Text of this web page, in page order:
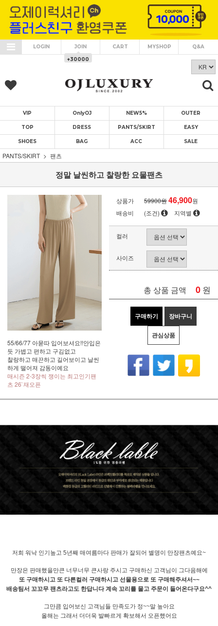
LOGIN JOIN
+30000
CART MYSHOP Q&A
VIP OnlyOJ NEW5% OUTER
TOP DRESS PANTS/SKIRT EASY
SHOES BAG ACC SALE
PANTS/SKIRT 팬츠
정말 날씬하고 찰랑한 요물팬츠
55/66/77 아묻따 입어보셔요!!안입은
듯 가볍고 편하고 구김없고
찰랑하고 매끈하고 길어보이고 날씬
하게 떨어져 감동이예요
매시즌 2-3장씩 쟁이는 최고인기팬
츠 26`재오픈
상품가 59900원46,900원
배송비
(조건) 지역별
컬러
사이즈
총 상품 금액 0 원
구매하기 장바구니
관심상품
저희 워낙 인기높고 5년째 매여름마다 판매가 잘되어 별명이 만장팬츠예요~
만장은 판매했을만큰 너무너무 큰사랑 주시고 구매하신 고객님이 그다음해에
또 구매하시고 또 다른컬러 구매하시고 선물용으로 또 구매해주셔서~~
배송팀서 꼬꼬무 팬츠라고도 한답니다 계속 꼬리를 물고 주문이 들어온다구요^^
그만큼 입어보신 고객님들 만족도가 정~~말 높아요
올해는 그래서 더더욱 발빠르게 확보해서 오픈했어요